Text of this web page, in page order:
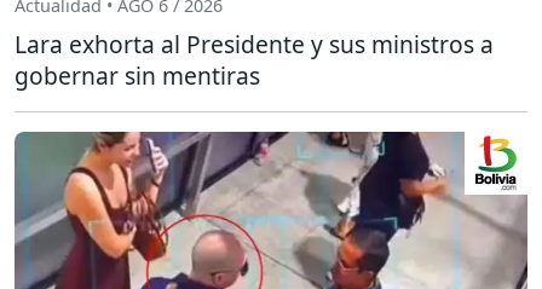
Actualidad • AGO 6 / 2026
Lara exhorta al Presidente y sus ministros a
gobernar sin mentiras